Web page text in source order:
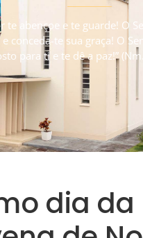
te abençoe e te guarde! O
e conceda-te sua graça! O
para ti e te dê a paz!”
dia da